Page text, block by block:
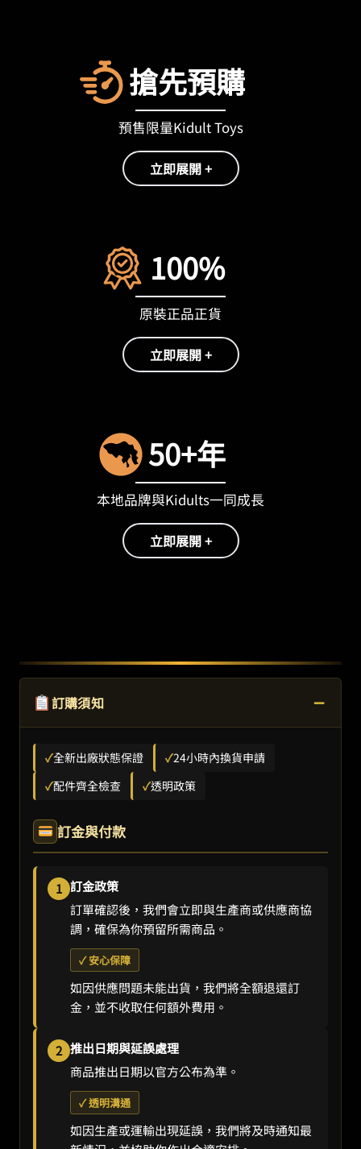
搶先預購
預售限量Kidult Toys
立即展開 +
100%
原裝正品正貨
立即展開 +
50+年
本地品牌與Kidults一同成長
立即展開 +
訂購須知 −
✓全新出廠狀態保證 ✓24小時內換貨申請
✓配件齊全檢查 ✓透明政策
訂金與付款
1 訂金政策
訂單確認後，我們會立即與生產商或供應商協
調，確保為你預留所需商品。
✓ 安心保障
如因供應問題未能出貨，我們將全額退還訂
金，並不收取任何額外費用。
2 推出日期與延誤處理
商品推出日期以官方公布為準。
✓ 透明溝通
如因生產或運輸出現延誤，我們將及時通知最